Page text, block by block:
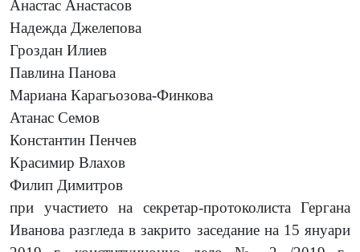
Анастас Анастасов
Надежда Джелепова
Гроздан Илиев
Павлина Панова
Мариана Карагьозова-Финкова
Атанас Семов
Константин Пенчев
Красимир Влахов
Филип Димитров
при участието на секретар-протоколиста Гергана
Иванова разгледа в закрито заседание на 15 януари